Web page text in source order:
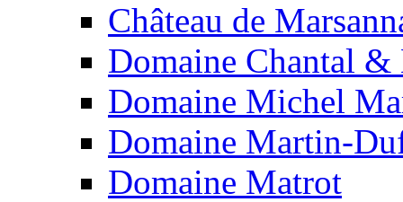
Château de
Domaine Chantal
Domaine Michel
Domaine Martin-
Domaine Matrot